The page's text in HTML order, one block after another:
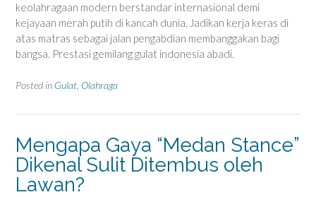
keolahragaan modern berstandar internasional demi
kejayaan merah putih di kancah dunia. Jadikan kerja keras di
atas matras sebagai jalan pengabdian membanggakan bagi
bangsa. Prestasi gemilang gulat indonesia abadi.
Posted in Gulat Olahraga
Mengapa Gaya “Medan Stance”
Dikenal Sulit Ditembus oleh
Lawan?